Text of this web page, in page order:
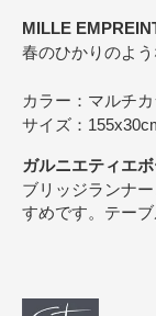
MILLE
春のひかりのよ
カラー：マルチ
サイズ：
ガルニエティエ
ブリッジランナ
すめです。テー